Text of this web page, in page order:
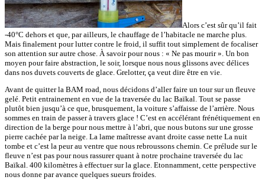
Alors c’est sûr qu’il fait
-40°C dehors et que, par ailleurs, le chauffage de l’habitacle ne marche plus.
Mais finalement pour lutter contre le froid, il suffit tout simplement de focaliser
son attention sur autre chose. À savoir pour nous : « Ne pas mourir ». Un bon
moyen pour faire abstraction, le soir, lorsque nous nous glissons avec délices
dans nos duvets couverts de glace. Grelotter, ça veut dire être en vie.
Avant de quitter la BAM road, nous décidons d’aller faire un tour sur un fleuve
gelé. Petit entrainement en vue de la traversée du lac Baïkal. Tout se passe
plutôt bien jusqu’à ce que, brusquement, la voiture s’affaisse de l’arrière. Nous
sommes en train de passer à travers glace ! C’est en accélérant frénétiquement en
direction de la berge pour nous mettre à l’abri, que nous butons sur une grosse
pierre cachée par la neige. La lame maîtresse avant droite casse nette La nuit
tombe et c’est la peur au ventre que nous rebroussons chemin. Ce prélude sur le
fleuve n’est pas pour nous rassurer quant à notre prochaine traversée du lac
Baïkal. 400 kilomètres à effectuer sur la glace. Etonnamment, cette perspective
nous donne par avance quelques sueurs froides.